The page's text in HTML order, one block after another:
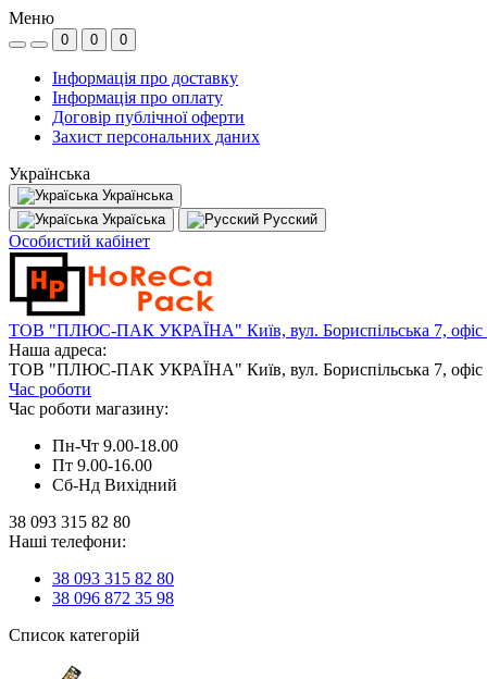
Меню
0 0 0
Інформація про доставку
Інформація про оплату
Договір публічної оферти
Захист персональних даних
Українська
Українська
Україська
Русский
Особистий кабінет
ТОВ "ПЛЮС-ПАК УКРАЇНА" Київ, вул. Бориспільська 7, офіс
Наша адреса:
ТОВ "ПЛЮС-ПАК УКРАЇНА" Київ, вул. Бориспільська 7, офіс
Час роботи
Час роботи магазину:
Пн-Чт 9.00-18.00
Пт 9.00-16.00
Сб-Нд Вихідний
38 093 315 82 80
Наші телефони:
38 093 315 82 80
38 096 872 35 98
Список категорій